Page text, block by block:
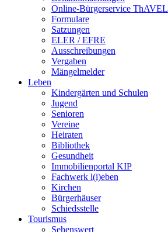
Online-Bürgerservice ThAVEL
Formulare
Satzungen
ELER / EFRE
Ausschreibungen
Vergaben
Mängelmelder
Leben
Kindergärten und Schulen
Jugend
Senioren
Vereine
Heiraten
Bibliothek
Gesundheit
Immobilienportal KIP
Fachwerk l(i)eben
Kirchen
Bürgerhäuser
Schiedsstelle
Tourismus
Sehenswert